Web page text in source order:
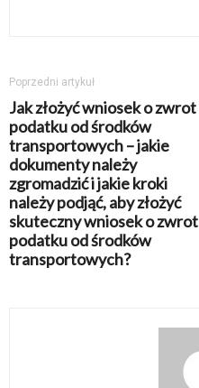
Poprzedni artykuł
Jak złożyć wniosek o zwrot
podatku od środków
transportowych – jakie
dokumenty należy
zgromadzić i jakie kroki
należy podjąć, aby złożyć
skuteczny wniosek o zwrot
podatku od środków
transportowych?